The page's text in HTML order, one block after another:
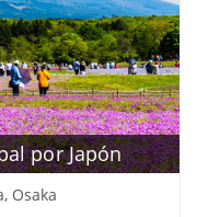
por Japón
Osaka